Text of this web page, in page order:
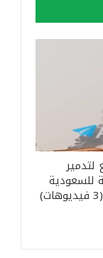
للسعودية